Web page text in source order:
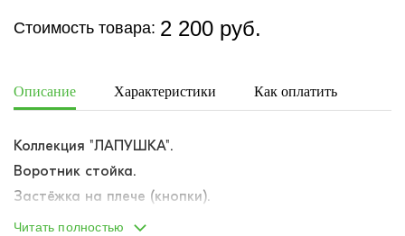
Стоимость товара: 2 200 руб.
Описание Характеристики Как оплатить
Коллекция "ЛАПУШКА".
Воротник стойка.
Застёжка на плече (кнопки).
Наполнение каждой упаковки различается. Каждая
Читать полностью